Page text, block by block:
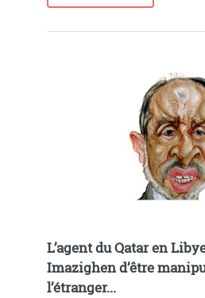
L’agent du Qatar en
Imazighen d’être
l’étranger...